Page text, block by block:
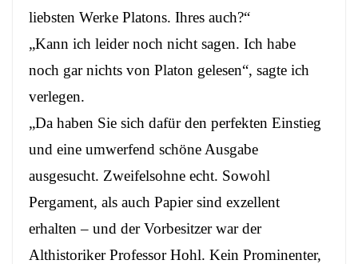
liebsten Werke Platons. Ihres auch?“
„Kann ich leider noch nicht sagen. Ich habe
noch gar nichts von Platon gelesen“, sagte ich
verlegen.
„Da haben Sie sich dafür den perfekten Einstieg
und eine umwerfend schöne Ausgabe
ausgesucht. Zweifelsohne echt. Sowohl
Pergament, als auch Papier sind exzellent
erhalten – und der Vorbesitzer war der
Althistoriker Professor Hohl. Kein Prominenter,